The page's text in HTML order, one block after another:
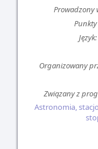
Prowadzony
Punkty
Język:
Organizowany
Związany z
Astronomia,